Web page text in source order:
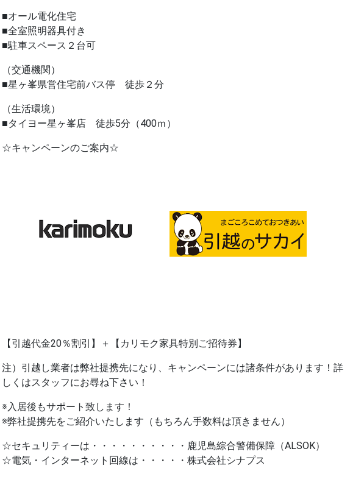
■オール電化住宅
■全室照明器具付き
■駐車スペース２台可
（交通機関）
■星ヶ峯県営住宅前バス停 徒歩２分
（生活環境）
■タイヨー星ヶ峯店 徒歩5分（400ｍ）
☆キャンペーンのご案内☆
【引越代金20％割引】＋【カリモク家具特別ご招待券】
注）引越し業者は弊社提携先になり、キャンペーンには諸条件があります！詳
しくはスタッフにお尋ね下さい！
※入居後もサポート致します！
※弊社提携先をご紹介いたします（もちろん手数料は頂きません）
☆セキュリティーは・・・・・・・・・・鹿児島綜合警備保障（ALSOK）
☆電気・インターネット回線は・・・・・株式会社シナプス